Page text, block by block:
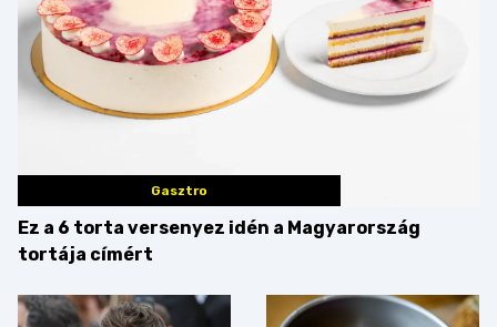
Gasztro
Ez a 6 torta versenyez idén a Magyarország
tortája címért